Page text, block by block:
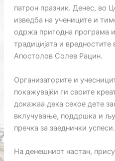
патрон празник. Денес, во
изведба на учениците и
одржа пригодна програма
традицијата и вредностите
Апостолов Солев Рацин.
Организаторите и
покажувајќи ги своите
докажаа дека секое дете
вклучување, поддршка и
пречка за заеднички успеси.
На денешниот настан,